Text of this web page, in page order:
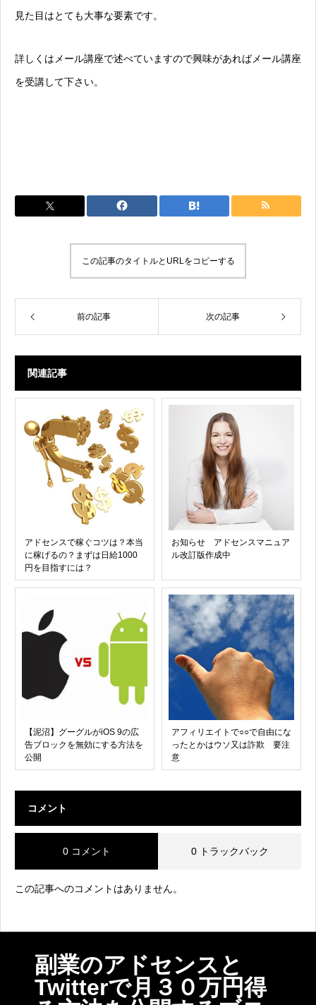
見た目はとても大事な要素です。
詳しくはメール講座で述べていますので興味があればメール講座
を受講して下さい。
この記事のタイトルとURLをコピーする
前の記事 次の記事
関連記事
アドセンスで稼ぐコツは？本当
に稼げるの？まずは日給1000
円を目指すには？
お知らせ アドセンスマニュア
ル改訂版作成中
【泥沼】グーグルがiOS 9の広
告ブロックを無効にする方法を
公開
アフィリエイトで○○で自由にな
ったとかはウソ又は詐欺 要注
意
コメント
0 コメント 0 トラックバック
この記事へのコメントはありません。
副業のアドセンスと
Twitterで月３０万円得